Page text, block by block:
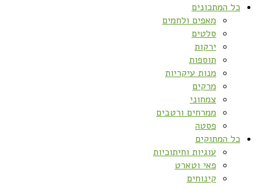
כל המתכונים
מאפים ולחמים
סלטים
ירקות
תוספות
מנות עיקריות
מרקים
צמחוני
ממרחים ורטבים
פסטה
כל המתוקים
עוגיות וחיתוכיות
פאי וטארט
קינוחים